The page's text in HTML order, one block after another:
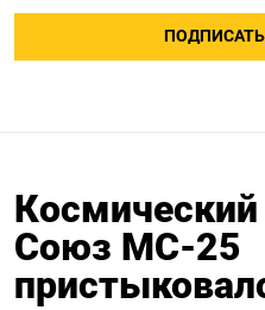
Космический
Союз МС-25